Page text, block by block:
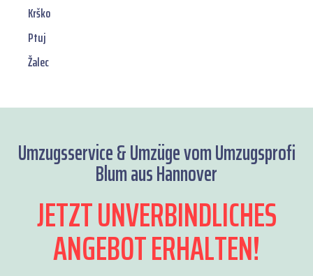
Krško
Ptuj
Žalec
Umzugsservice & Umzüge vom Umzugsprofi
Blum aus Hannover
JETZT UNVERBINDLICHES
ANGEBOT ERHALTEN!